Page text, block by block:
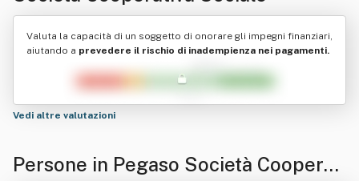
Valuta la capacità di un soggetto di onorare gli impegni finanziari,
aiutando a prevedere il rischio di inadempienza nei pagamenti.
Vedi altre valutazioni
Persone in Pegaso Società Cooperati